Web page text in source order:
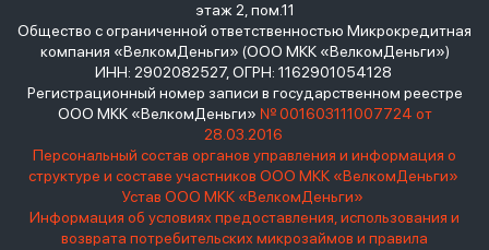
этаж 2, пом.11
Общество с ограниченной ответственностью Микрокредитная
компания «ВелкомДеньги» (ООО МКК «ВелкомДеньги»)
ИНН: 2902082527, ОГРН: 1162901054128
Регистрационный номер записи в государственном реестре
ООО МКК «ВелкомДеньги» № 001603111007724 от
28.03.2016
Персональный состав органов управления и информация о
структуре и составе участников ООО МКК «ВелкомДеньги»
Устав ООО МКК «ВелкомДеньги»
Информация об условиях предоставления, использования и
возврата потребительских микрозаймов и правила